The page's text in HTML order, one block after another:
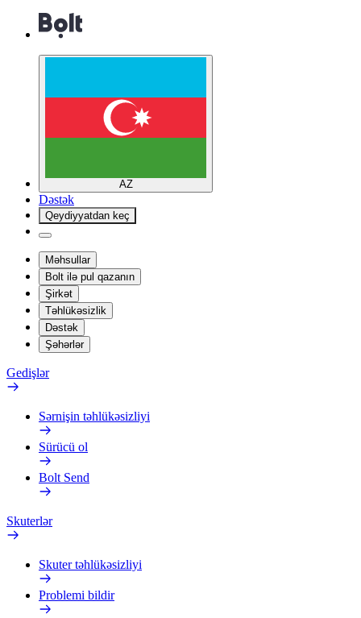
AZ
Dəstək
Qeydiyyatdan keç
Məhsullar
Bolt ilə pul qazanın
Şirkət
Təhlükəsizlik
Dəstək
Şəhərlər
Gedişlər
Sərnişin təhlükəsizliyi
Sürücü ol
Bolt Send
Skuterlər
Skuter təhlükəsizliyi
Problemi bildir